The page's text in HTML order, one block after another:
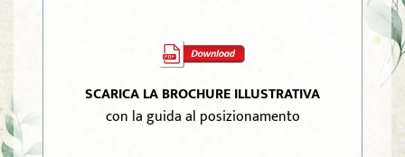
SCARICA LA BROCHURE ILLUSTRATIVA
con la guida al posizionamento